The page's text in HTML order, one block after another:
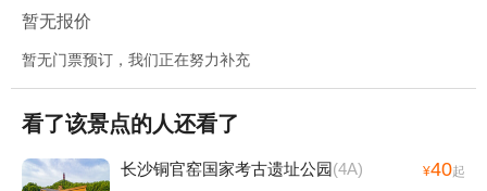
暂无报价
暂无门票预订，我们正在努力补充
看了该景点的人还看了
长沙铜官窑国家考古遗址公园(4A) ¥40起